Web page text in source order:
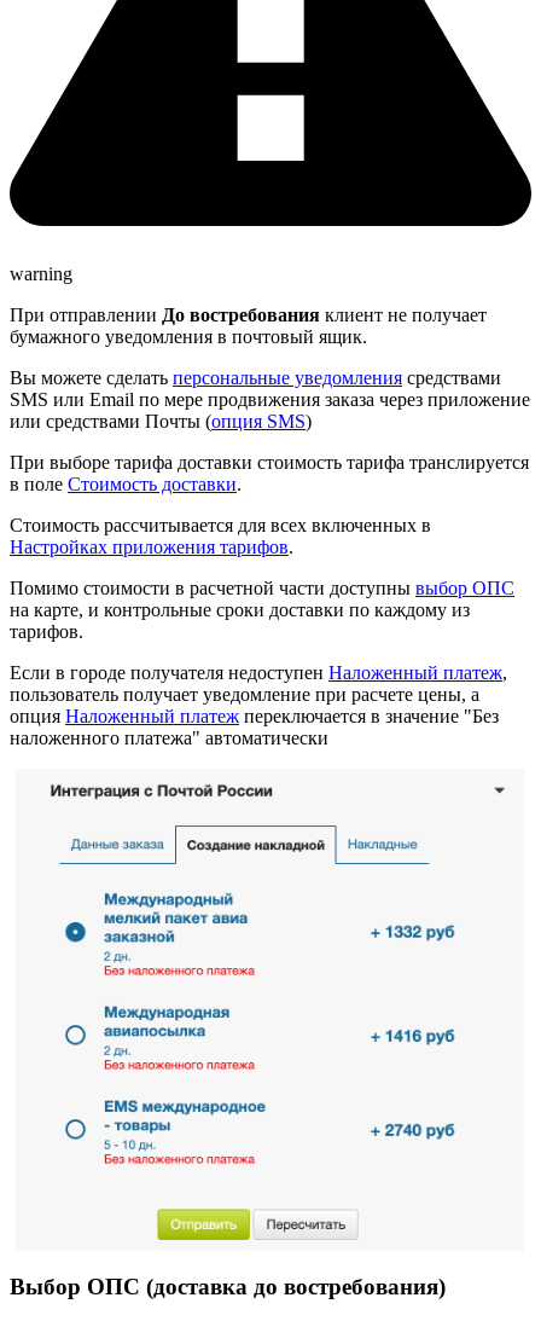
warning
При отправлении До востребования клиент не получает
бумажного уведомления в почтовый ящик.
Вы можете сделать персональные уведомления средствами
SMS или Email по мере продвижения заказа через приложение
или средствами Почты (опция SMS)
При выборе тарифа доставки стоимость тарифа транслируется
в поле Стоимость доставки.
Стоимость рассчитывается для всех включенных в
Настройках приложения тарифов.
Помимо стоимости в расчетной части доступны выбор ОПС
на карте, и контрольные сроки доставки по каждому из
тарифов.
Если в городе получателя недоступен Наложенный платеж,
пользователь получает уведомление при расчете цены, а
опция Наложенный платеж переключается в значение "Без
наложенного платежа" автоматически
Выбор ОПС (доставка до востребования)